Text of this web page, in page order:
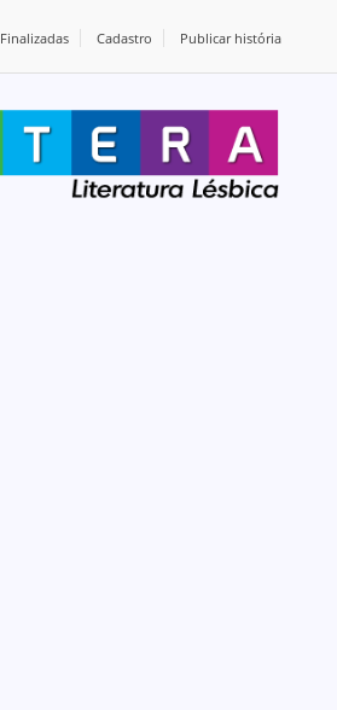
Finalizadas Cadastro Publicar história